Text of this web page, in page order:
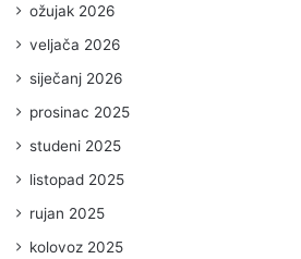
ožujak 2026
veljača 2026
siječanj 2026
prosinac 2025
studeni 2025
listopad 2025
rujan 2025
kolovoz 2025